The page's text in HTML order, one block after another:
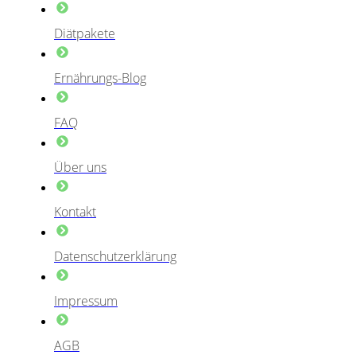
Diätpakete
Ernährungs-Blog
FAQ
Über uns
Kontakt
Datenschutzerklärung
Impressum
AGB